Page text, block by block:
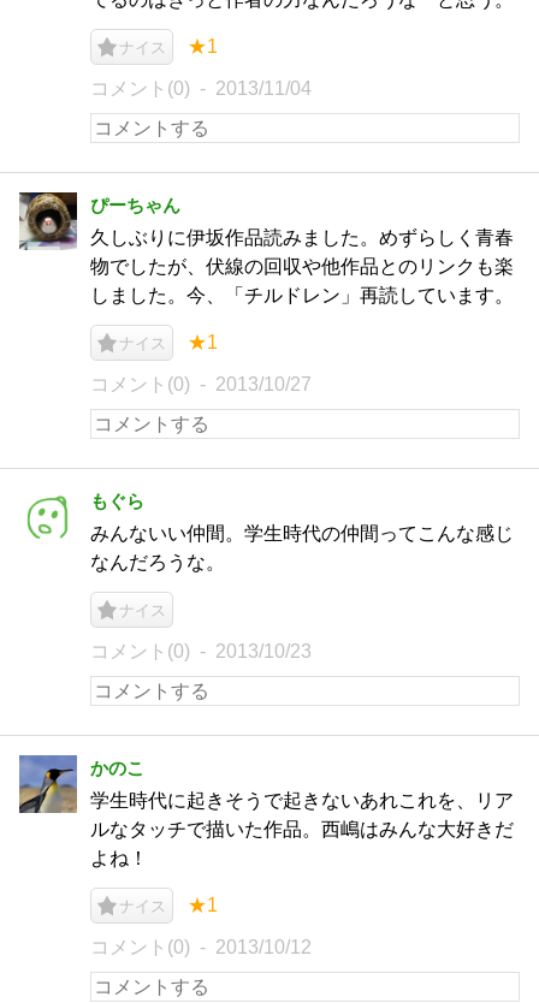
ナイス ★1
コメント(0) 2013/11/04
ぴーちゃん
久しぶりに伊坂作品読みました。めずらしく青春
物でしたが、伏線の回収や他作品とのリンクも楽
しました。今、「チルドレン」再読しています。
ナイス ★1
コメント(0) 2013/10/27
もぐら
みんないい仲間。学生時代の仲間ってこんな感じ
なんだろうな。
ナイス
コメント(0) 2013/10/23
かのこ
学生時代に起きそうで起きないあれこれを、リア
ルなタッチで描いた作品。西嶋はみんな大好きだ
よね！
ナイス ★1
コメント(0) 2013/10/12